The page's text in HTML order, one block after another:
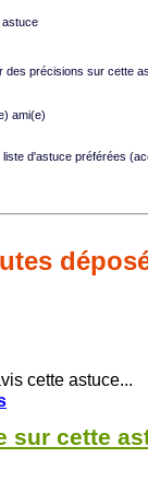
astuce
des précisions sur cette
ami(e)
d'astuce préférées
cette astuce...
sur cette